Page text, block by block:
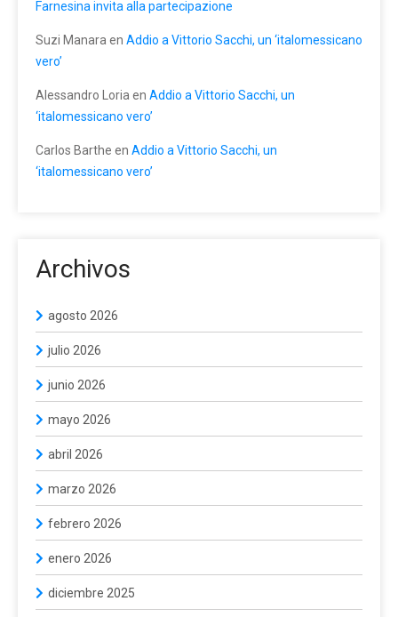
Farnesina invita alla partecipazione
Suzi Manara en Addio a Vittorio Sacchi, un ‘italomessicano
vero’
Alessandro Loria en Addio a Vittorio Sacchi, un
‘italomessicano vero’
Carlos Barthe en Addio a Vittorio Sacchi, un
‘italomessicano vero’
Archivos
agosto 2026
julio 2026
junio 2026
mayo 2026
abril 2026
marzo 2026
febrero 2026
enero 2026
diciembre 2025